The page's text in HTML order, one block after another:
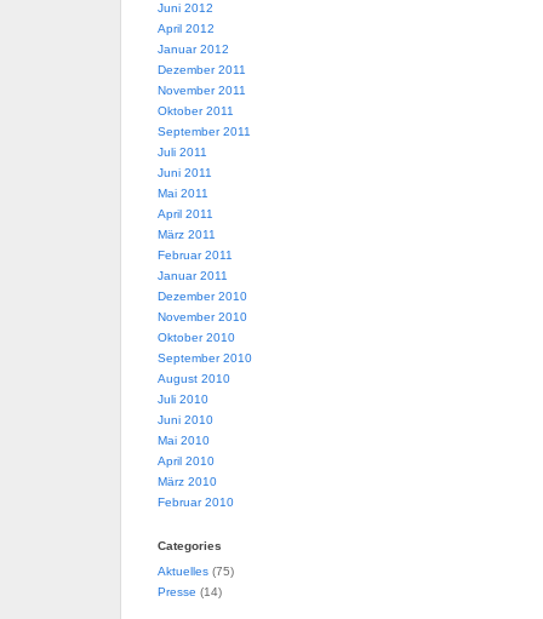
Juni 2012
April 2012
Januar 2012
Dezember 2011
November 2011
Oktober 2011
September 2011
Juli 2011
Juni 2011
Mai 2011
April 2011
März 2011
Februar 2011
Januar 2011
Dezember 2010
November 2010
Oktober 2010
September 2010
August 2010
Juli 2010
Juni 2010
Mai 2010
April 2010
März 2010
Februar 2010
Categories
Aktuelles (75)
Presse (14)